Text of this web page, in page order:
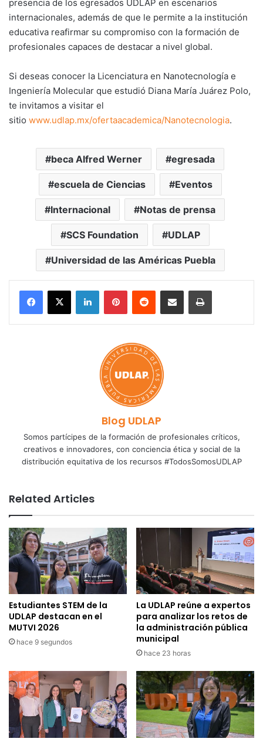
presencia de los egresados UDLAP en escenarios
internacionales, además de que le permite a la institución
educativa reafirmar su compromiso con la formación de
profesionales capaces de destacar a nivel global.
Si deseas conocer la Licenciatura en Nanotecnología e
Ingeniería Molecular que estudió Diana María Juárez Polo,
te invitamos a visitar el
sitio www.udlap.mx/ofertaacademica/Nanotecnologia.
beca Alfred Werner egresada
escuela de Ciencias Eventos
Internacional Notas de prensa
SCS Foundation UDLAP
Universidad de las Américas Puebla
LinkedInPinterestReddit Share via Email Print
Blog UDLAP
Somos partícipes de la formación de profesionales críticos,
creativos e innovadores, con conciencia ética y social de la
distribución equitativa de los recursos #TodosSomosUDLAP
Related Articles
Estudiantes STEM de la
UDLAP destacan en el
MUTVI 2026
hace 9 segundos
La UDLAP reúne a expertos
para analizar los retos de
la administración pública
municipal
hace 23 horas